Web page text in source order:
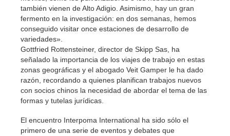
también vienen de Alto Adigio. Asimismo, hay un gran
fermento en la investigación: en dos semanas, hemos
conseguido visitar once estaciones de desarrollo de
variedades».
Gottfried Rottensteiner, director de Skipp Sas, ha
señalado la importancia de los viajes de trabajo en estas
zonas geográficas y el abogado Veit Gamper le ha dado
razón, recordando a quienes planifican trabajos nuevos
con socios chinos la necesidad de abordar el tema de las
formas y tutelas jurídicas.
El encuentro Interpoma International ha sido sólo el
primero de una serie de eventos y debates que